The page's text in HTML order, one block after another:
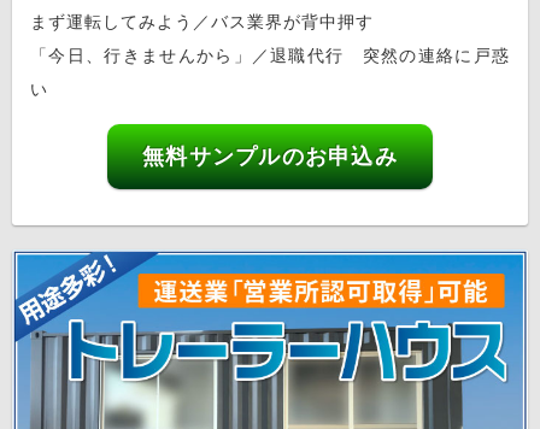
まず運転してみよう／バス業界が背中押す
「今日、行きませんから」／退職代行 突然の連絡に戸惑
い
無料サンプルのお申込み